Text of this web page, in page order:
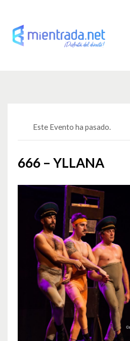
Este Evento ha pasado.
666 – YLLANA